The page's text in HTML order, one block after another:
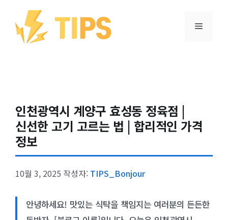
건너뛰기
메뉴
인천광역시 계양구 효성동 정육점 |
신선한 고기 고르는 법 | 합리적인 가격
정보
10월 3, 2025 작성자: TIPS_Bonjour
안녕하세요! 맛있는 식탁을 책임지는 여러분의 든든한